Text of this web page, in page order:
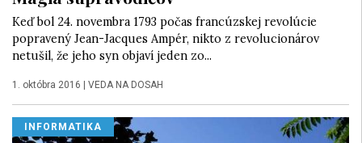
Keď bol 24. novembra 1793 počas francúzskej revolúcie
popravený Jean-Jacques Ampér, nikto z revolucionárov
netušil, že jeho syn objaví jeden zo...
1. októbra 2016 | VEDA NA DOSAH
INFORMATIKA